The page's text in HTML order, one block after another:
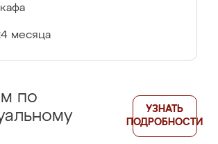
месяца
по
УЗНАТЬ
ПОДРОБНОСТИ